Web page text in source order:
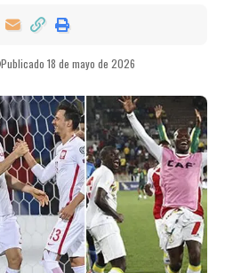
Publicado 18 de mayo de 2026